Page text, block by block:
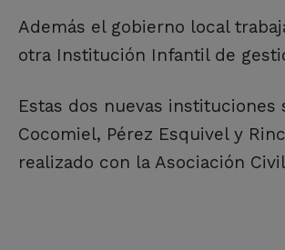
Además el gobierno local
otra Institución Infantil de
Estas dos nuevas instituciones
Cocomiel, Pérez Esquivel y
realizado con la Asociación